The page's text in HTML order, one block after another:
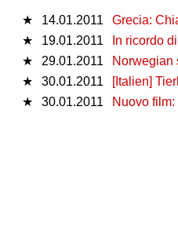
★ 14.01.2011
Grecia:
★
19.01.2011
In ricordo
★
29.01.2011
Norwegian
★
30.01.2011
[Italien]
★
30.01.2011 Nuovo